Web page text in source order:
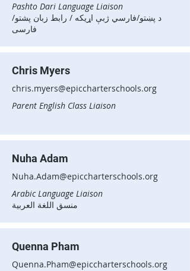
Pashto Dari Language Liaison
د پښتو/فارسي ژبې اړیکه / رابط زبان پشتو/
فارسی
Chris Myers
chris.myers@epiccharterschools.org
Parent English Class Liaison
Nuha Adam
Nuha.Adam@epiccharterschools.org
Arabic Language Liaison
منسق اللغة العربية
Quenna Pham
Quenna.Pham@epiccharterschools.org